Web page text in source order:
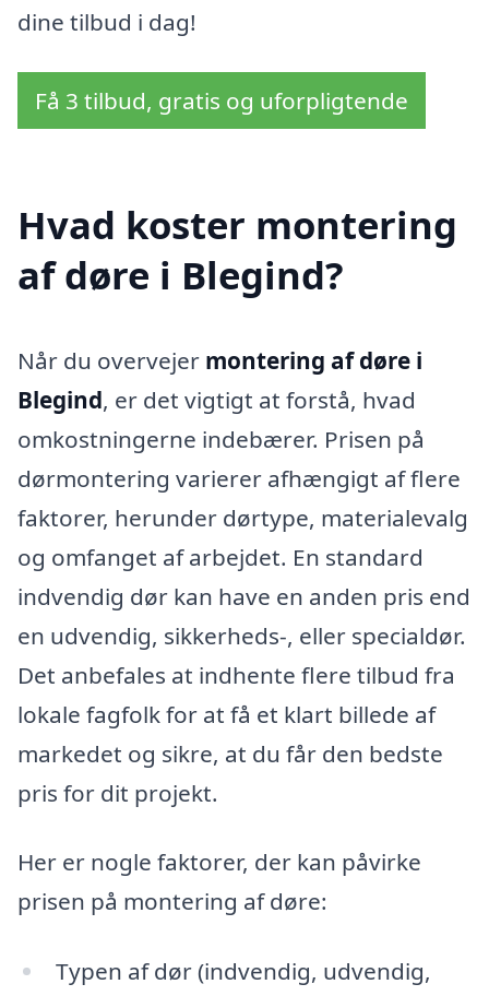
dine tilbud i dag!
Få 3 tilbud, gratis og uforpligtende
Hvad koster montering
af døre i Blegind?
Når du overvejer montering af døre i
Blegind, er det vigtigt at forstå, hvad
omkostningerne indebærer. Prisen på
dørmontering varierer afhængigt af flere
faktorer, herunder dørtype, materialevalg
og omfanget af arbejdet. En standard
indvendig dør kan have en anden pris end
en udvendig, sikkerheds-, eller specialdør.
Det anbefales at indhente flere tilbud fra
lokale fagfolk for at få et klart billede af
markedet og sikre, at du får den bedste
pris for dit projekt.
Her er nogle faktorer, der kan påvirke
prisen på montering af døre:
Typen af dør (indvendig, udvendig,